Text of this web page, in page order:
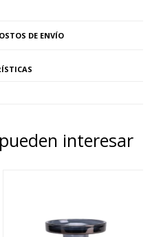
DE ENVÍO
interesar